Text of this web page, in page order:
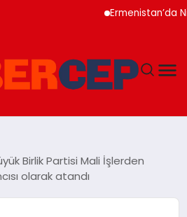
Ermenistan’da Nikol
Birlik Partisi Mali İşlerden
olarak atandı